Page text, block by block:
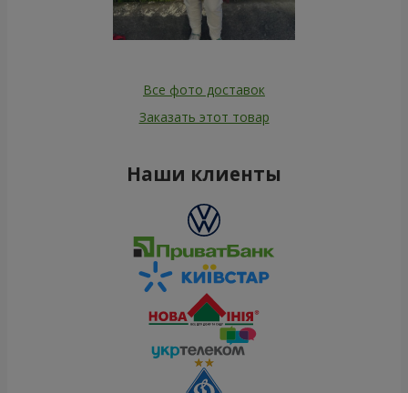
Все фото доставок
Заказать этот товар
Наши клиенты